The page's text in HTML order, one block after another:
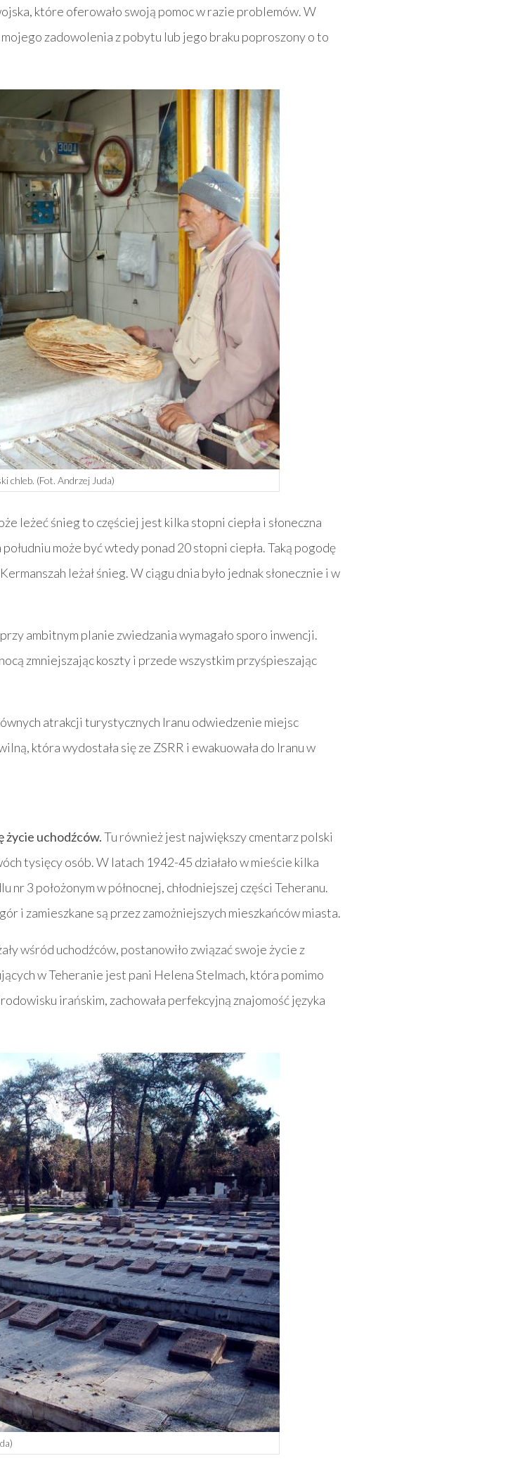
które oferowało swoją pomoc w razie problemów. W
zadowolenia z pobytu lub jego braku poproszony o to
chleb. (Fot. Andrzej Juda)
leżeć śnieg to częściej jest kilka stopni ciepła i słoneczna
może być wtedy ponad 20 stopni ciepła. Taką pogodę
leżał śnieg. W ciągu dnia było jednak słonecznie i w
ambitnym planie zwiedzania wymagało sporo inwencji.
zmniejszając koszty i przede wszystkim przyśpieszając
atrakcji turystycznych Iranu odwiedzenie miejsc
która wydostała się ze ZSRR i ewakuowała do Iranu w
życie uchodźców.Tu również jest największy cmentarz polski
tysięcy osób. W latach 1942-45 działało w mieście kilka
3 położonym w północnej, chłodniejszej części Teheranu.
i zamieszkane są przez zamożniejszych mieszkańców miasta.
wśród uchodźców, postanowiło związać swoje życie z
w Teheranie jest pani Helena Stelmach, która pomimo
irańskim, zachowała perfekcyjną znajomość języka